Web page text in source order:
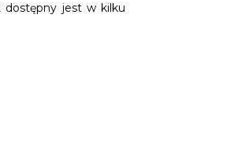
dostępny jest w kilku